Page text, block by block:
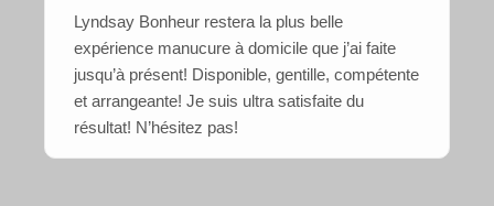
Lyndsay Bonheur restera la plus belle
expérience manucure à domicile que j’ai faite
jusqu’à présent! Disponible, gentille, compétente
et arrangeante! Je suis ultra satisfaite du
résultat! N’hésitez pas!